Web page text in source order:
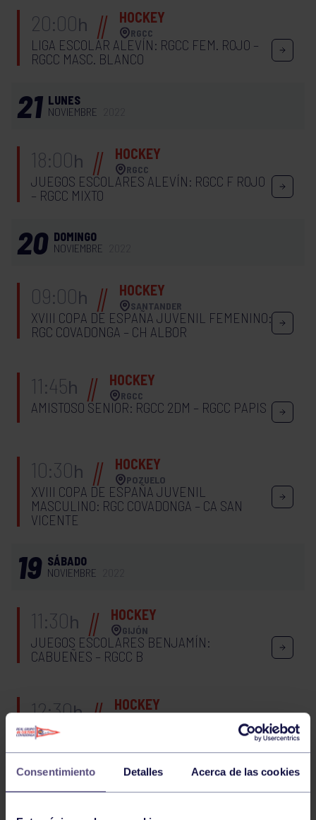
Consentimiento Detalles Acerca de las cookies
20:00h HOCKEY
RGCC
LIGA ESCOLAR ALEVÍN: RGCC FEM. ROJO –
RGCC MASC. BLANCO
21 LUNES
NOVIEMBRE
18:00h HOCKEY
RGCC
JUEGOS ESCOLARES ALEVÍN: RGCC F ROJO
– RGCC MIXTO
20 DOMINGO
NOVIEMBRE
09:00h HOCKEY
SANTANDER
XVIII COPA DE ESPAÑA JUVENIL FEMENINO:
RGC COVADONGA – CH ALBOR
11:45h HOCKEY
RGCC
AMISTOSO SENIOR: RGCC 2DM – RGCC PAPIS
10:30h HOCKEY
POZUELO
XVIII COPA DE ESPAÑA JUVENIL
MASCULINO: RGC COVADONGA – CA SAN
VICENTE
19 SÁBADO
NOVIEMBRE
11:30h HOCKEY
GIJÓN
JUEGOS ESCOLARES BENJAMÍN:
CABUEÑES – RGCC B
12:30h HOCKEY
JUEGOS ESCOLARES INFANTIL: RGCC
11:30h HOCKEY